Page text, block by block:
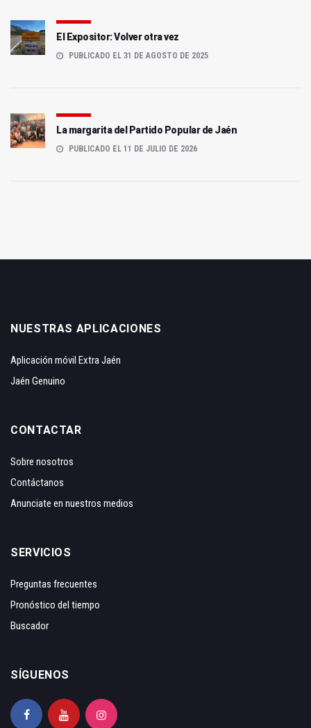
El Expositor: Volver otra vez
PUBLICADO EL 31 DE AGOSTO DE 2025
La margarita del Partido Popular de Jaén
PUBLICADO EL 11 DE JULIO DE 2026
NUESTRAS APLICACIONES
Aplicación móvil Extra Jaén
Jaén Genuino
CONTACTAR
Sobre nosotros
Contáctanos
Anunciate en nuestros medios
SERVICIOS
Preguntas frecuentes
Pronóstico del tiempo
Buscador
SÍGUENOS